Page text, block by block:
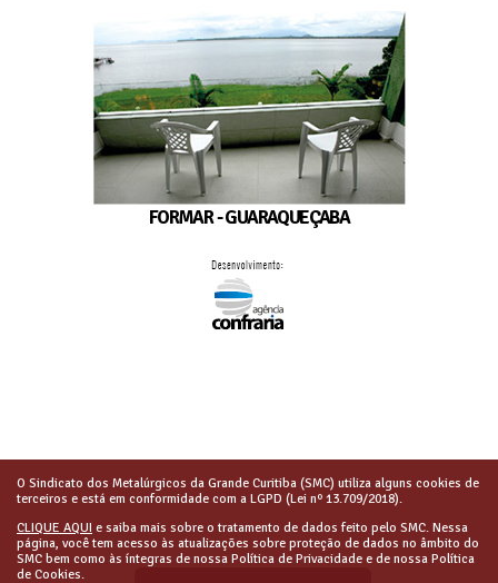
FORMAR - GUARAQUEÇABA
O Sindicato dos Metalúrgicos da Grande Curitiba (SMC) utiliza alguns cookies de
terceiros e está em conformidade com a LGPD (Lei nº 13.709/2018).
CLIQUE AQUI e saiba mais sobre o tratamento de dados feito pelo SMC. Nessa
página, você tem acesso às atualizações sobre proteção de dados no âmbito do
SMC bem como às íntegras de nossa Política de Privacidade e de nossa Política
de Cookies.